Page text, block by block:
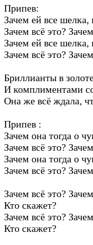
Припев:
Зачем ей все шелка,
Зачем всё это?
Зачем ей все шелка,
Зачем всё это?
Бриллианты в
И комплиментами
Она же всё ждала,
Припев :
Зачем она тогда о
Зачем всё это?
Зачем она тогда о
Зачем всё это?
Зачем всё это?
Кто скажет?
Зачем всё это?
Кто скажет?